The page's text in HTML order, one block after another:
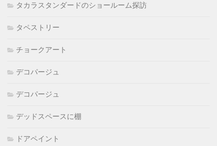
タカラスタンダードのショールーム探訪
タペストリー
チョークアート
デコパージュ
デコパージュ
デッドスペースに棚
ドアペイント